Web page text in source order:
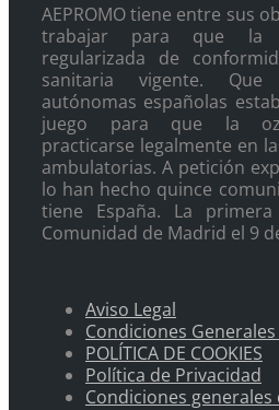
AEPROMO tiene entre sus
trabajar para que la
regularizada de
sanitaria vigente. Que
autónomas españolas
juego para que la
practicarse legalmente en
ambulatorias. A petición
lo han hecho quince
tiene España. La
Comunidad de Madrid el 9
Aviso Legal
Condiciones
POLÍTICA DE COOKIES
Política de Privacidad
Condiciones